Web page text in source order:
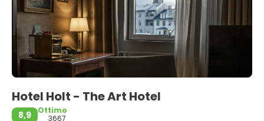
Hotel Holt - The Art Hotel
8,9
Ottimo
3667